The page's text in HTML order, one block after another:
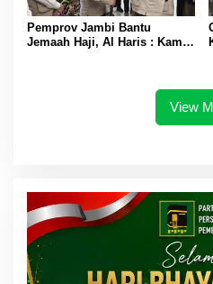
Pemprov Jambi Bantu
Jemaah Haji, Al Haris : Kami
View